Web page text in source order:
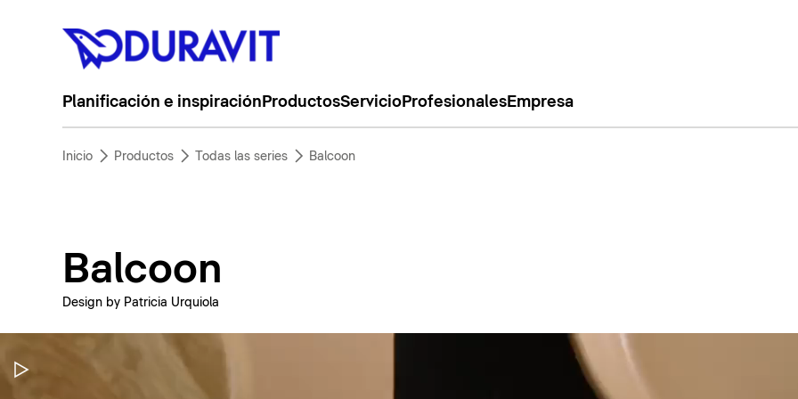
Planificación e inspiración ProductosServicioProfesionalesEmpresa
Inicio Productos Todas las series Balcoon
Balcoon
Design by Patricia Urquiola
Pausar vídeo